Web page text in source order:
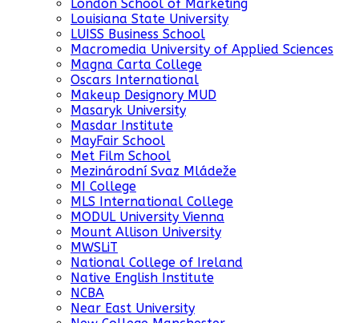
London School of Marketing
Louisiana State University
LUISS Business School
Macromedia University of Applied Sciences
Magna Carta College
Oscars International
Makeup Designory MUD
Masaryk University
Masdar Institute
MayFair School
Met Film School
Mezinárodní Svaz Mládeže
MI College
MLS International College
MODUL University Vienna
Mount Allison University
MWSLiT
National College of Ireland
Native English Institute
NCBA
Near East University